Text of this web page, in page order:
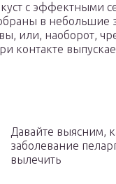
с эффектными
в небольшие
или, наоборот,
контакте
Давайте выясним,
заболевание
вылечить